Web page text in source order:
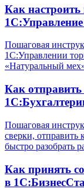
Как
1С:Управление
Пошаговая
1С:Управлении
«Натуральный
Как отправить
Пошаговая
сверки, отправить
быстро разобрать
Как принять
в